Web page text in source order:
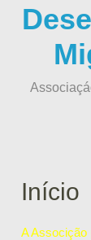
Início
A Associção